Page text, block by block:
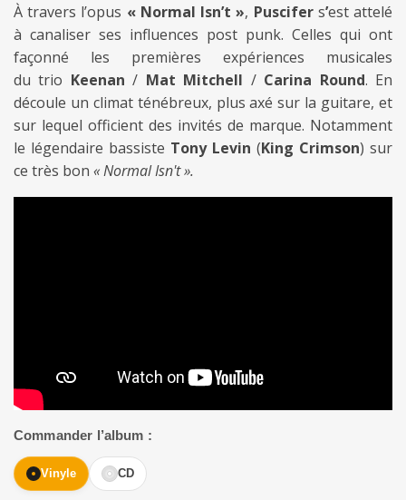
À travers l’opus « Normal Isn’t », Puscifers’est attelé
à canaliser ses influences post punk. Celles qui ont
façonné les premières expériences musicales
du trio Keenan/ Mat Mitchell /Carina Round. En
découle un climat ténébreux, plus axé sur la guitare, et
sur lequel officient des invités de marque. Notamment
le légendaire bassiste Tony Levin (King Crimson) sur
ce très bon « Normal Isn't ».
Commander l’album :
Vinyle CD